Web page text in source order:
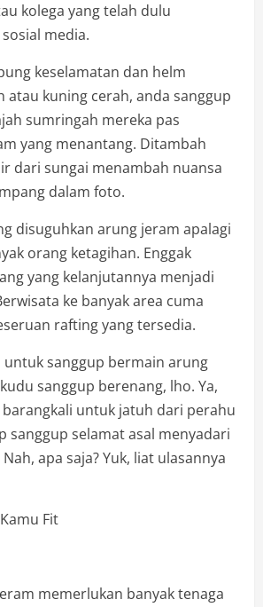
kolega yang telah dulu
media.
keselamatan dan helm
atau kuning cerah, anda sanggup
sumringah mereka pas
yang menantang. Ditambah
dari sungai menambah nuansa
dalam foto.
disuguhkan arung jeram apalagi
orang ketagihan. Enggak
yang kelanjutannya menjadi
ke banyak area cuma
rafting yang tersedia.
untuk sanggup bermain arung
sanggup berenang, lho. Ya,
untuk jatuh dari perahu
sanggup selamat asal menyadari
apa saja? Yuk, liat ulasannya
Fit
memerlukan banyak tenaga